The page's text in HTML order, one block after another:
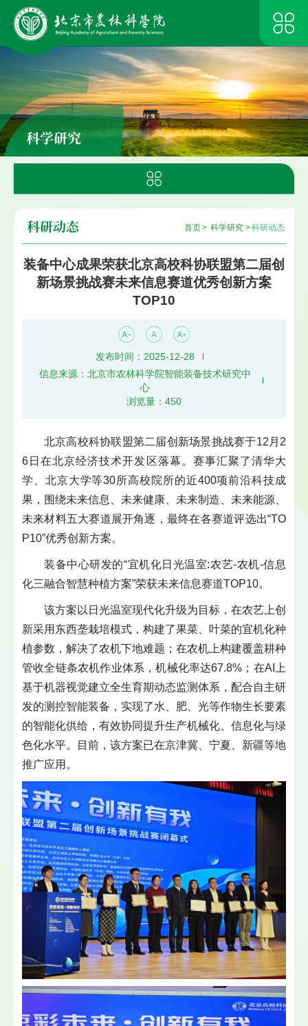
科学研究
首页> 科学研究 >科研动态
科研动态
装备中心成果荣获北京高校科协联盟第二届创
新场景挑战赛未来信息赛道优秀创新方案
TOP10
发布时间：2025-12-28
信息来源：北京市农林科学院智能装备技术研究中
心
浏览量： 450
北京高校科协联盟第二届创新场景挑战赛于12月2
6日在北京经济技术开发区落幕。赛事汇聚了清华大
学、北京大学等30所高校院所的近400项前沿科技成
果，围绕未来信息、未来健康、未来制造、未来能源、
未来材料五大赛道展开角逐，最终在各赛道评选出“TO
P10”优秀创新方案。
装备中心研发的“宜机化日光温室:农艺-农机-信息
化三融合智慧种植方案”荣获未来信息赛道TOP10。
该方案以日光温室现代化升级为目标，在农艺上创
新采用东西垄栽培模式，构建了果菜、叶菜的宜机化种
植参数，解决了农机下地难题；在农机上构建覆盖耕种
管收全链条农机作业体系，机械化率达67.8%；在AI上
基于机器视觉建立全生育期动态监测体系，配合自主研
发的测控智能装备，实现了水、肥、光等作物生长要素
的智能化供给，有效协同提升生产机械化、信息化与绿
色化水平。目前，该方案已在京津冀、宁夏、新疆等地
推广应用。